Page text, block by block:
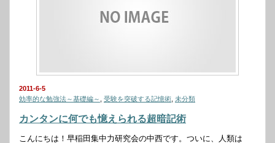
2011-6-5
効率的な勉強法～基礎編～
受験を突破する記憶術 未分類
カンタンに何でも憶えられる超暗記術
こんにちは！早稲田集中力研究会の中西です。ついに、人類は